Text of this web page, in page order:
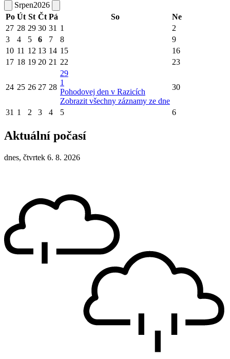
Srpen2026
Po Út St Čt Pá So
Ne
27 28 29 30 31 1
2
3
4 5 6 7 8
9
10 11 12 13 14 15
16
17 18 19 20 21 22 23
24 25 26 27 28
29
1
Pohodovej den v Razicích
Zobrazit všechny záznamy ze dne
30
31 1 2 3 4 5 6
Aktuální počasí
dnes, čtvrtek 6. 8. 2026